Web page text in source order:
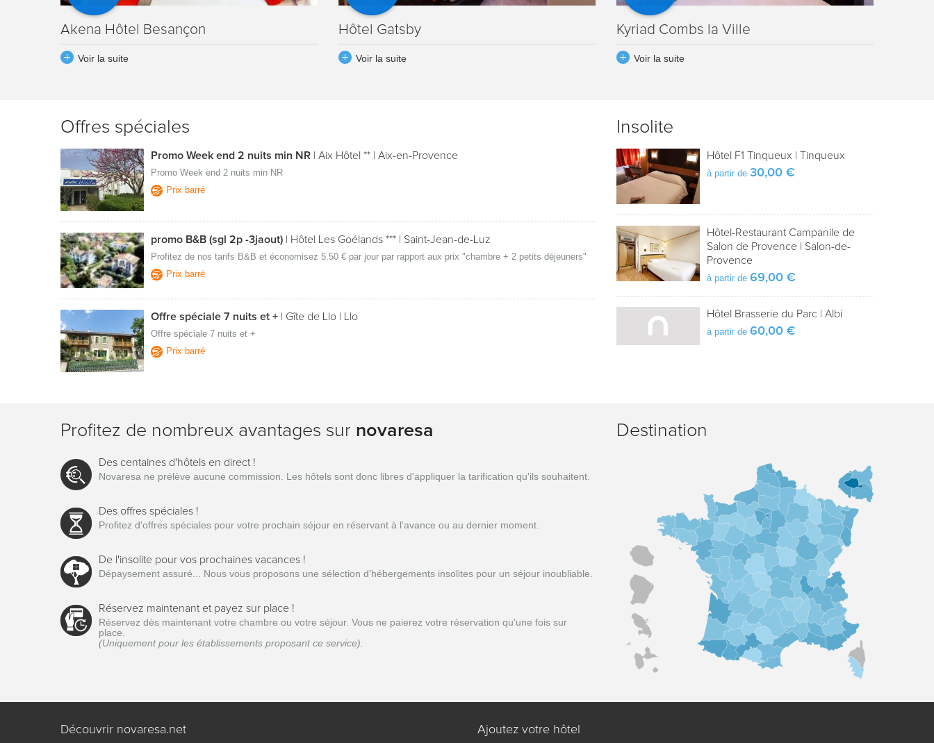
Akena Hôtel Besançon
Voir la suite
Hôtel Gatsby
Voir la suite
Kyriad Combs la Ville
Voir la suite
Offres spéciales
Promo Week end 2 nuits min NR Aix Hôtel ** Aix-en-Provence
Promo Week end 2 nuits min NR
Prix barré
promo B&B (sgl 2p -3jaout) Hôtel Les Goélands *** Saint-Jean-de-Luz
Profitez de nos tarifs B&B et économisez 5.50 € par jour par rapport aux prix "chambre + 2 petits déjeuners"
Prix barré
Offre spéciale 7 nuits et + | Gîte de Llo | Llo
Offre spéciale 7 nuits et +
Prix barré
Insolite
Hôtel F1 Tinqueux Tinqueux
à partir de 30,00 €
Hôtel-Restaurant Campanile de
Salon de Provence
Salon-de-
Provence
à partir de 69,00 €
Hôtel Brasserie du Parc Albi
à partir de 60,00 €
Profitez de nombreux avantages sur novaresa
Des centaines d'hôtels en direct !
Novaresa ne prélève aucune commission. Les hôtels sont donc libres d'appliquer la tarification qu'ils souhaitent.
Des offres spéciales !
Profitez d'offres spéciales pour votre prochain séjour en réservant à l'avance ou au dernier moment.
De l'insolite pour vos prochaines vacances !
Dépaysement assuré... Nous vous proposons une sélection d'hébergements insolites pour un séjour inoubliable.
Réservez maintenant et payez sur place !
Réservez dès maintenant votre chambre ou votre séjour. Vous ne paierez votre réservation qu'une fois sur
place.
(Uniquement pour les établissements proposant ce service).
Destination
Découvrir novaresa.net Ajoutez votre hôtel